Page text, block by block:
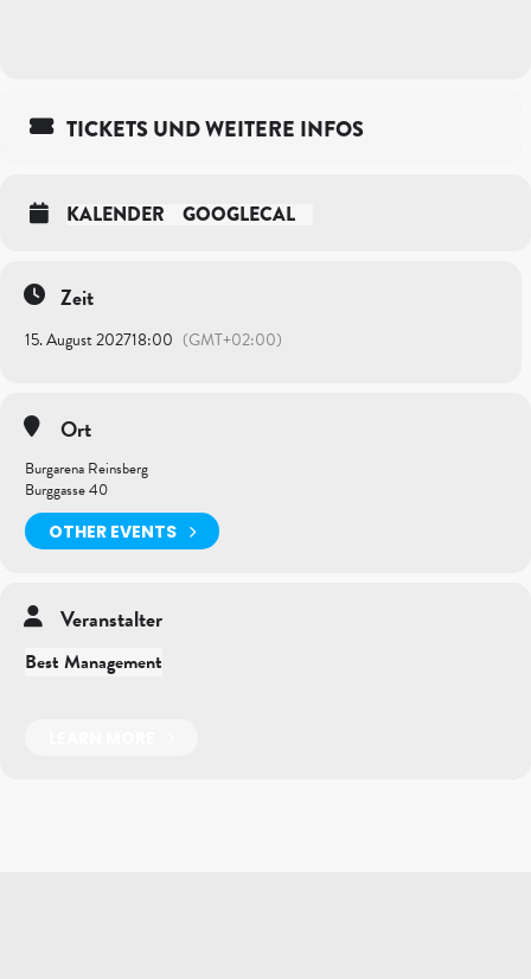
TICKETS UND WEITERE INFOS
KALENDER GOOGLECAL
Zeit
15. August 202718:00 (GMT+02:00)
Ort
Burgarena Reinsberg
Burggasse 40
OTHER EVENTS
Veranstalter
Best Management